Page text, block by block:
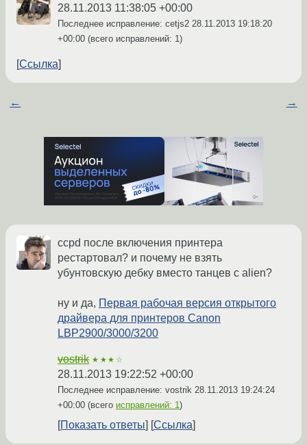
28.11.2013 11:38:05 +00:00
Последнее исправление: cetjs2 28.11.2013 19:18:20
+00:00 (всего исправлений: 1)
Ссылка
← →
ccpd после включения принтера
рестартовал? и почему не взять
убунтовскую дебку вместо танцев с alien?
ну и да, Первая рабочая версия открытого
драйвера для принтеров Canon
LBP2900/3000/3200
vostrik ★★★☆
28.11.2013 19:22:52 +00:00
Последнее исправление: vostrik 28.11.2013 19:24:24
+00:00 (всего исправлений: 1)
Показать ответы Ссылка